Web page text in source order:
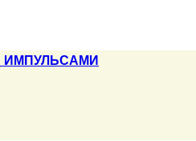
ИМПУЛЬСАМИ